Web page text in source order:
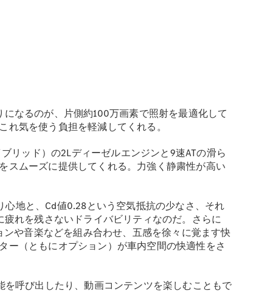
なるのが、片側約100万画素で照射を最適化して
気を使う負担を軽減してくれる。
リッド）の2Lディーゼルエンジンと9速ATの滑ら
スムーズに提供してくれる。力強く静粛性が高い
地と、Cd値0.28という空気抵抗の少なさ、それ
れを残さないドライバビリティなのだ。さらに
や音楽などを組み合わせ、五感を徐々に覚ます快
ー（ともにオプション）が車内空間の快適性をさ
呼び出したり、動画コンテンツを楽しむこともで